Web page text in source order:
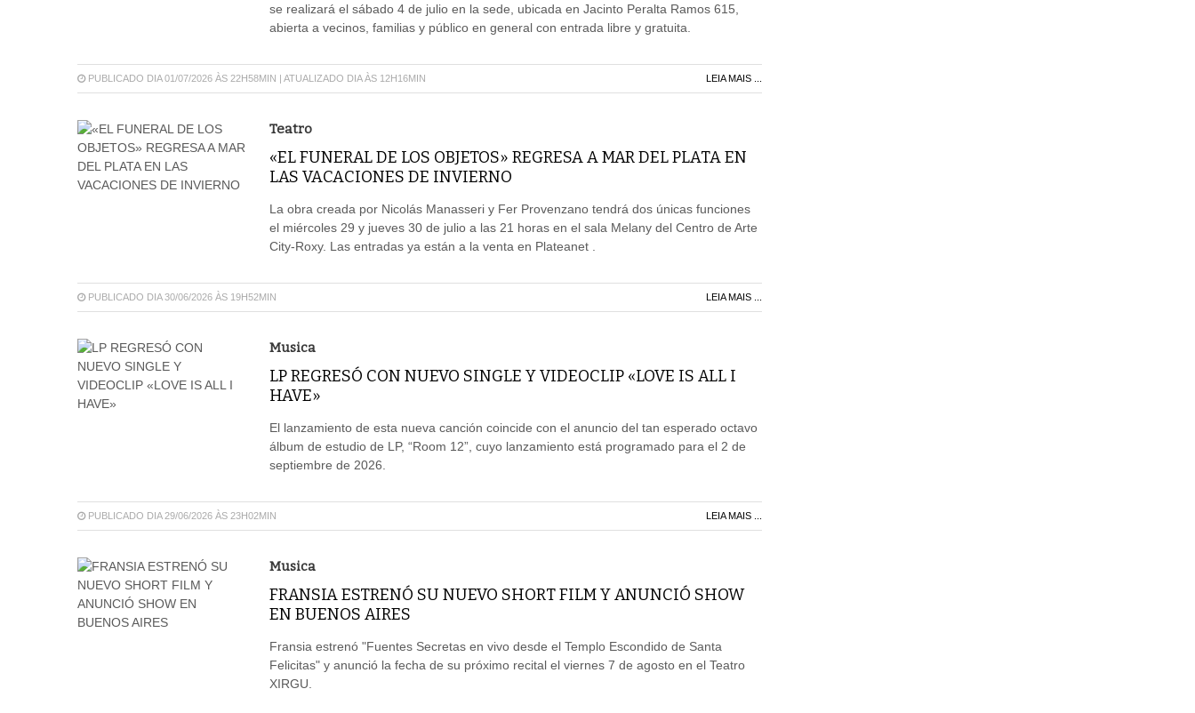
se realizará el sábado 4 de julio en la sede, ubicada en Jacinto Peralta Ramos 615,
abierta a vecinos, familias y público en general con entrada libre y gratuita.
PUBLICADO DIA 01/07/2026 ÀS 22H58MIN | ATUALIZADO DIA ÀS 12H16MIN LEIA MAIS ...
Teatro
«EL FUNERAL DE LOS OBJETOS» REGRESA A MAR DEL PLATA EN
LAS VACACIONES DE INVIERNO
La obra creada por Nicolás Manasseri y Fer Provenzano tendrá dos únicas funciones
el miércoles 29 y jueves 30 de julio a las 21 horas en el sala Melany del Centro de Arte
City-Roxy. Las entradas ya están a la venta en Plateanet .
PUBLICADO DIA 30/06/2026 ÀS 19H52MIN LEIA MAIS ...
Musica
LP REGRESÓ CON NUEVO SINGLE Y VIDEOCLIP «LOVE IS ALL I
HAVE»
El lanzamiento de esta nueva canción coincide con el anuncio del tan esperado octavo
álbum de estudio de LP, “Room 12”, cuyo lanzamiento está programado para el 2 de
septiembre de 2026.
PUBLICADO DIA 29/06/2026 ÀS 23H02MIN LEIA MAIS ...
Musica
FRANSIA ESTRENÓ SU NUEVO SHORT FILM Y ANUNCIÓ SHOW
EN BUENOS AIRES
Fransia estrenó "Fuentes Secretas en vivo desde el Templo Escondido de Santa
Felicitas" y anunció la fecha de su próximo recital el viernes 7 de agosto en el Teatro
XIRGU.